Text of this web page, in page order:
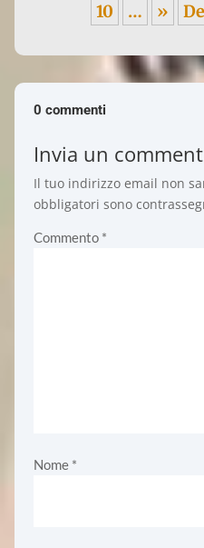
10
… »
0 commenti
Invia un
Il tuo indirizzo email non
obbligatori sono
Commento *
Nome *